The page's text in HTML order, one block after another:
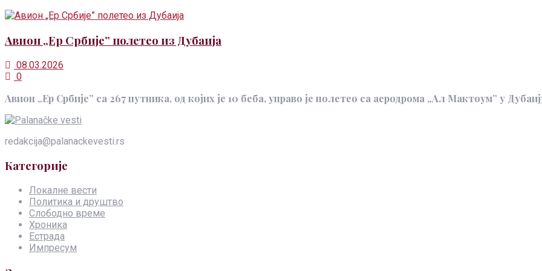
Авион „Ер Србије” полетео из Дубаија
08.03.2026
0
Авион „Ер Србије” са 267 путника, од којих је 10 беба, управо је полетео са аеродрома „Ал Мактоум” у
redakcija@palanackevesti.rs
Категорије
Локалне вести
Политика и друштво
Слободно време
Хроника
Естрада
Импресум